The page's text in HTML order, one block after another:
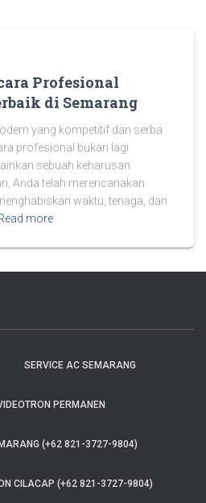
Profesional
di Semarang
yang kompetitif dan serba
profesional bukan lagi
sebuah keharusan
Anda telah merencanakan
waktu, tenaga, dan
more
SERVICE AC SEMARANG
PERMANEN
(+62 821-3727-9804)
CILACAP (+62 821-3727-9804)